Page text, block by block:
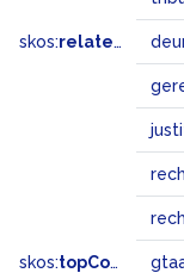
skos:related
skos:topConceptOf